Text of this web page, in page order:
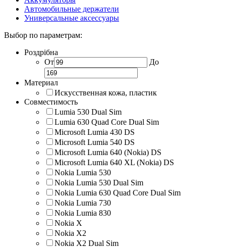
Автомобильные держатели
Универсальные аксессуары
Выбор по параметрам:
Роздрібна
От
До
Материал
Искусственная кожа, пластик
Совместимость
Lumia 530 Dual Sim
Lumia 630 Quad Core Dual Sim
Microsoft Lumia 430 DS
Microsoft Lumia 540 DS
Microsoft Lumia 640 (Nokia) DS
Microsoft Lumia 640 XL (Nokia) DS
Nokia Lumia 530
Nokia Lumia 530 Dual Sim
Nokia Lumia 630 Quad Core Dual Sim
Nokia Lumia 730
Nokia Lumia 830
Nokia X
Nokia X2
Nokia X2 Dual Sim